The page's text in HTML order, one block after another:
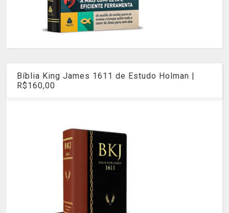
Bíblia King James 1611 de Estudo Holman |
R$160,00